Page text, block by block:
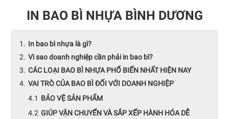
IN BAO BÌ NHỰA BÌNH DƯƠNG
In bao bì nhựa là gì?
Vì sao doanh nghiệp cần phải in bao bì?
CÁC LOẠI BAO BÌ NHỰA PHỔ BIẾN NHẤT HIỆN NAY
VAI TRÒ CỦA BAO BÌ ĐỐI VỚI DOANH NGHIỆP
BẢO VỆ SẢN PHẨM
GIÚP VẬN CHUYỂN VÀ SẮP XẾP HÀNH HÓA DỄ